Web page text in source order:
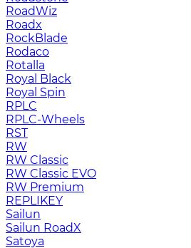
RoadWiz
Roadx
RockBlade
Rodaco
Rotalla
Royal Black
Royal Spin
RPLC
RPLC-Wheels
RST
RW
RW Classic
RW Classic EVO
RW Premium
RЕPLIKEY
Sailun
Sailun RoadX
Satoya